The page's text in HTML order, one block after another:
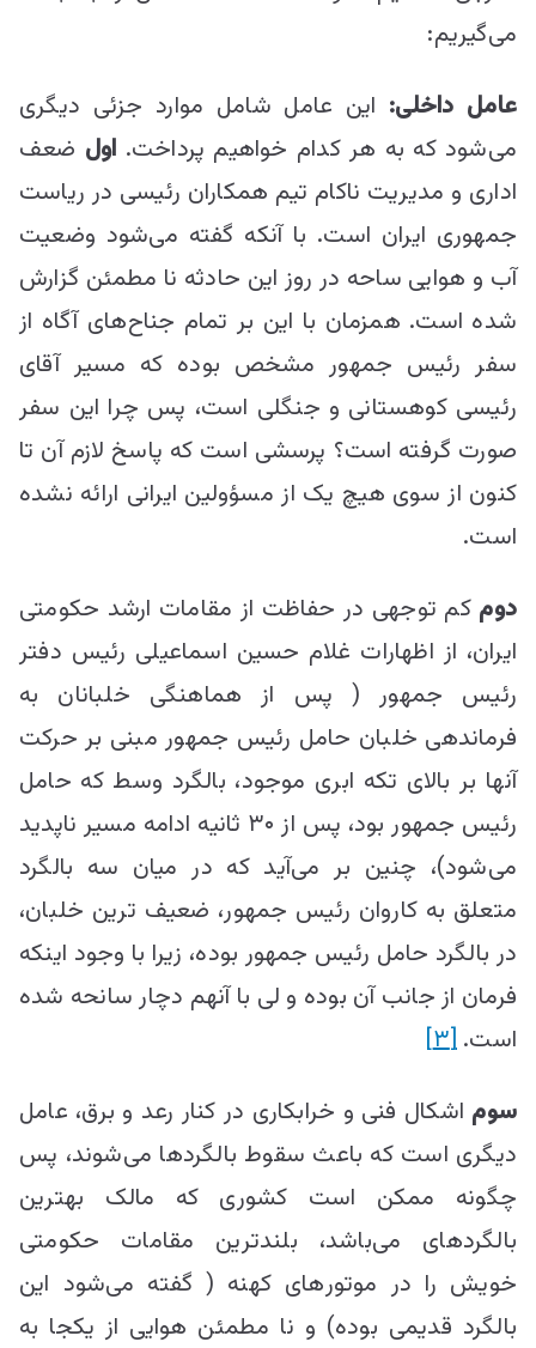
می‌گیریم:
عامل داخلی: این عامل شامل موارد جزئی دیگری
می‌شود که به هر کدام خواهیم پرداخت. اول ضعف
اداری و مدیریت ناکام تیم همکاران رئیسی در ریاست
جمهوری ایران است. با آنکه گفته می‌شود وضعیت
آب و هوایی ساحه در روز این حادثه نا مطمئن گزارش
شده است. همزمان با این بر تمام جناح‌های آگاه از
سفر رئیس جمهور مشخص بوده که مسیر آقای
رئیسی کوهستانی و جنگلی است، پس چرا این سفر
صورت گرفته است؟ پرسشی است که پاسخ لازم آن تا
کنون از سوی هیچ یک از مسؤولین ایرانی ارائه نشده
است.
دومکم توجهی در حفاظت از مقامات ارشد حکومتی
ایران، از اظهارات غلام حسین اسماعیلی رئیس دفتر
رئیس جمهور ( پس از هماهنگی خلبانان به
فرماندهی خلبان حامل رئیس جمهور مبنی بر حرکت
آنها بر بالای تکه ابری موجود، بالگرد وسط که حامل
رئیس جمهور بود، پس از ۳۰ ثانیه ادامه مسیر ناپدید
می‌شود)، چنین بر می‌آید که در میان سه بالگرد
متعلق به کاروان رئیس جمهور، ضعیف ترین خلبان،
در بالگرد حامل رئیس جمهور بوده، زیرا با وجود اینکه
فرمان از جانب آن بوده و لی با‌ آنهم دچار سانحه شده
است.[۳]
سوم اشکال فنی و خرابکاری در کنار رعد و برق، عامل
دیگری است که باعث سقوط بالگرد‌ها می‌شوند، پس
چگونه ممکن است کشوری که مالک بهترین
بالگرد‌های می‌باشد، بلند‌ترین مقامات حکومتی
خویش را در موتور‌های کهنه ( گفته می‌شود این
بالگرد قدیمی بوده) و نا مطمئن هوایی از یکجا به